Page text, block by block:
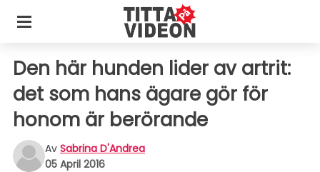
Den här hunden lider av artrit:
det som hans ägare gör för
honom är berörande
Av Sabrina D'Andrea
05 April 2016